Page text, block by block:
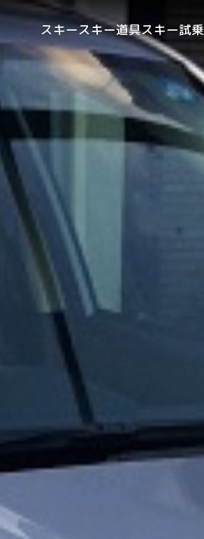
スキースキー道具スキー試乗